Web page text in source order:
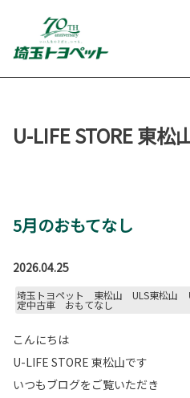
U-LIFE STORE 東
5月のおもてなし
2026.04.25
埼玉トヨペット 東松山 ULS東松山
定中古車 おもてなし
こんにちは
U-LIFE STORE 東松山です
いつもブログをご覧いただき